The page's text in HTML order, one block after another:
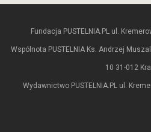
Fundacja PUSTELNIA.PL ul.
Wspólnota PUSTELNIA Ks. Andrzej
10 31-012
Wydawnictwo PUSTELNIA.PL ul.